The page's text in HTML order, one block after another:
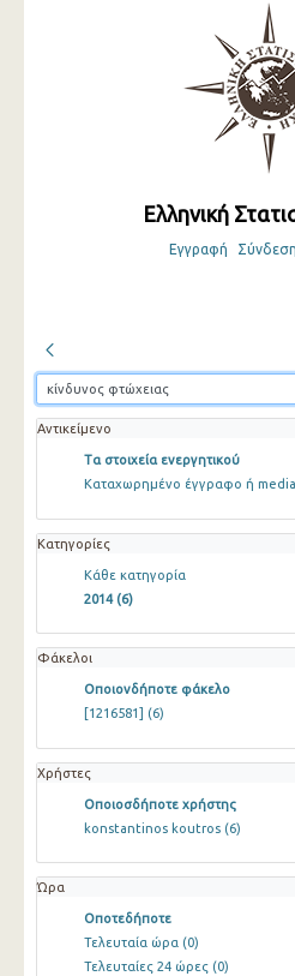
Ελληνική
Εγγραφή Σύνδεση
Αντικείμενο
Τα στοιχεία ενεργητικού
Καταχωρημένο έγγραφο ή media
Κατηγορίες
Κάθε κατηγορία
2014 (6)
Φάκελοι
Οποιονδήποτε φάκελο
[1216581]
(6)
Χρήστες
Οποιοσδήποτε χρήστης
konstantinos koutros (6)
Ώρα
Οποτεδήποτε
Τελευταία ώρα (0)
Τελευταίες 24 ώρες (0)